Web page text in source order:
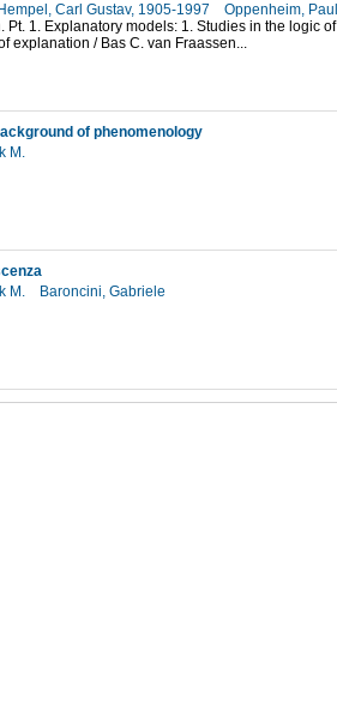
Hempel, Carl Gustav, 1905-1997 Oppenheim,
Pt. 1. Explanatory models: 1. Studies in the logic
explanation / Bas C. van Fraassen...
of phenomenology
M.
M.
Baroncini, Gabriele